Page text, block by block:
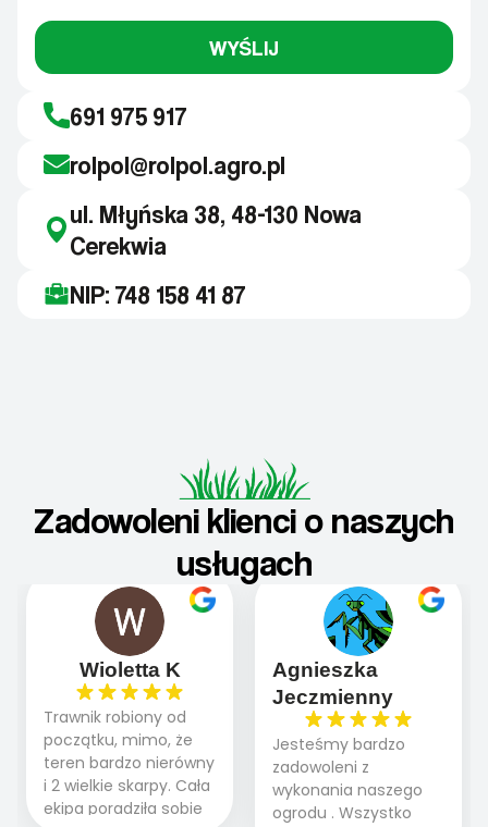
WYŚLIJ
691 975 917
rolpol@rolpol.agro.pl
ul. Młyńska 38, 48-130 Nowa
Cerekwia
NIP: 748 158 41 87
Zadowoleni klienci o naszych
usługach
Wioletta K
Trawnik robiony od
początku, mimo, że
teren bardzo nierówny
i 2 wielkie skarpy. Cała
ekipa poradziła sobie
Agnieszka
Jeczmienny
Jesteśmy bardzo
zadowoleni z
wykonania naszego
ogrodu . Wszystko